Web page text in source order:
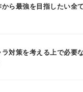
から最強を目指したい
ラ対策を考える上で必要